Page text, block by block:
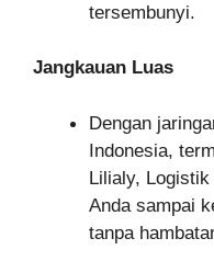
tersembunyi.
Jangkauan Luas
Dengan
Indonesia,
Lilialy,
Anda sampai
tanpa